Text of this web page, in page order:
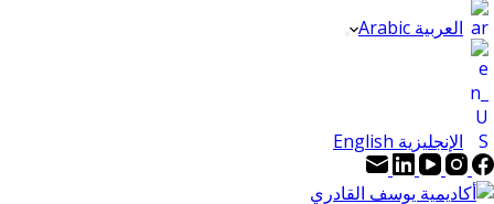
العربية Arabic
الإنجليزية English